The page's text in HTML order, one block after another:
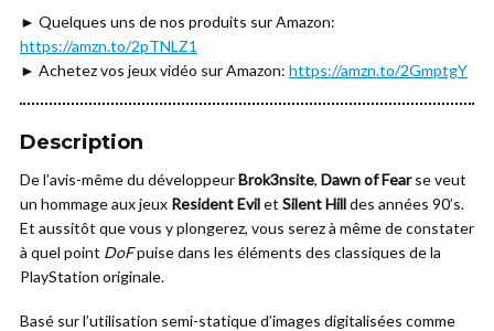
► Quelques uns de nos produits sur Amazon:
https://amzn.to/2pTNLZ1
► Achetez vos jeux vidéo sur Amazon: https://amzn.to/2GmptgY
Description
De l’avis-même du développeurBrok3nsite, Dawn of Fearse veut
un hommage aux jeux Resident Evilet Silent Hilldes années 90’s.
Et aussitôt que vous y plongerez, vous serez à même de constater
à quel point DoFpuise dans les éléments des classiques de la
PlayStation originale.
Basé sur l’utilisation semi-statique d’images digitalisées comme